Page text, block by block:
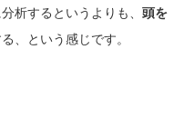
析するというよりも、 頭を
、という感じです。